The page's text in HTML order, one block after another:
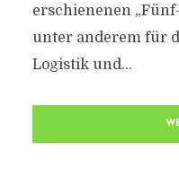
erschienenen
unter anderem für
Logistik und...